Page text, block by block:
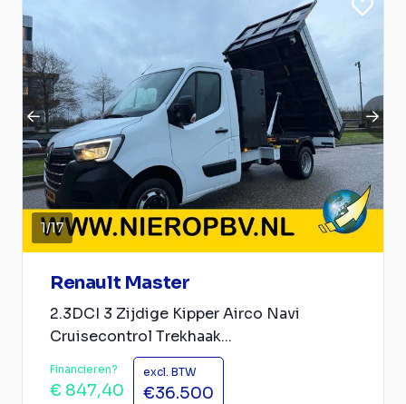
1/17
Renault Master
2.3DCI 3 Zijdige Kipper Airco Navi
Cruisecontrol Trekhaak...
Financieren?
€ 847,40
excl. BTW
€36.500